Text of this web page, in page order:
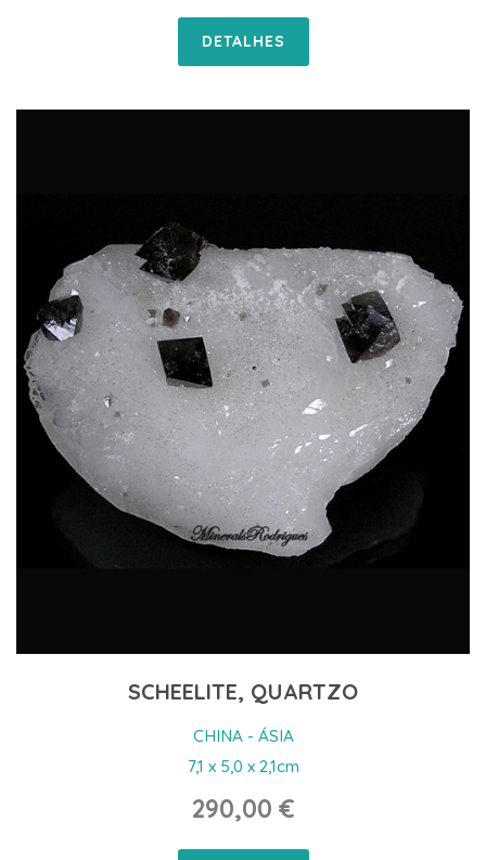
DETALHES
SCHEELITE, QUARTZO
CHINA - ÁSIA
7,1 x 5,0 x 2,1cm
290,00 €